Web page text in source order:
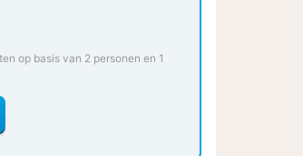
op basis van 2 personen en 1
Standaard Kamer